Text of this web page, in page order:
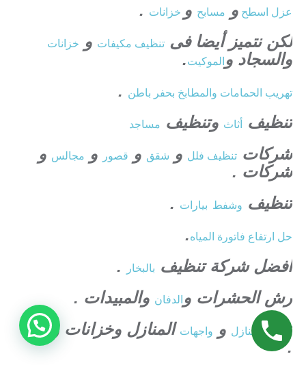
عزل اسطح و مسابح و خزانات .
لكن نتميز أيضا فى تنظيف مكيفات و خزانات
والسجاد والموكيت.
تهريب الحمامات والمطابخ بحفر باطن .
تنظيف أثاث وتنظيف مساجد
شركات تنظيف فلل و شقق و قصور و مجالس و
شركات .
تنظيف وشفط بيارات .
حل ارتفاع فاتورة المياه.
افضل شركة تنظيف بالبخار
.
رش الحشرات والدفان والمبيدات .
ت
نظيف منازل و واجهات المنازل وخزانات ومسابح
.